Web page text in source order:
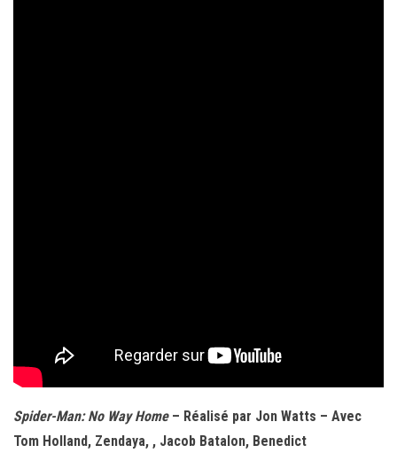
Spider-Man: No Way Home– Réalisé par Jon Watts – Avec
Tom Holland, Zendaya, , Jacob Batalon, Benedict